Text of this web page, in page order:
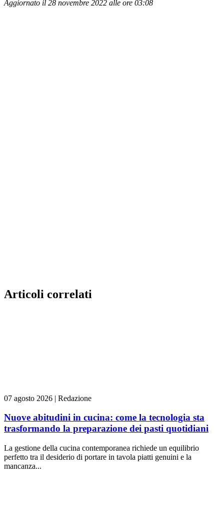
Aggiornato il 28 novembre 2022 alle ore 03:08
Articoli correlati
07 agosto 2026 | Redazione
Nuove abitudini in cucina: come la tecnologia sta
trasformando la preparazione dei pasti quotidiani
La gestione della cucina contemporanea richiede un equilibrio
perfetto tra il desiderio di portare in tavola piatti genuini e la
mancanza...